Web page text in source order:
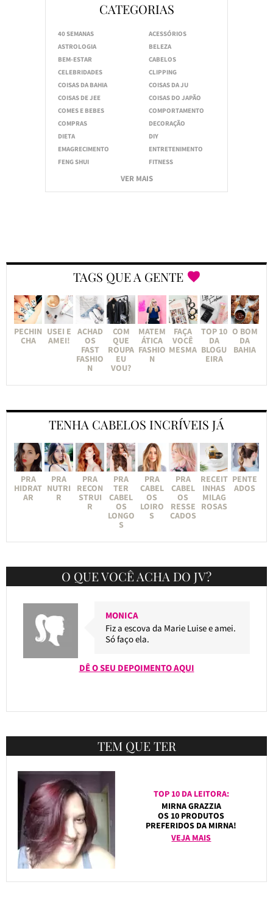
CATEGORIAS
40 SEMANAS
ACESSÓRIOS
ASTROLOGIA
BELEZA
BEM-ESTAR
CABELOS
CELEBRIDADES
CLIPPING
COISAS DA BAHIA
COISAS DA JU
COISAS DE JEE
COISAS DO JAPÃO
COMES E BEBES
COMPORTAMENTO
COMPRAS
DECORAÇÃO
DIETA
DIY
EMAGRECIMENTO
ENTRETENIMENTO
FENG SHUI
FITNESS
VER MAIS
TAGS QUE A GENTE
PECHIN
CHA
USEI E
AMEI!
ACHAD
OS
FAST
FASHIO
N
COM
QUE
ROUPA
EU
VOU?
MATEM
ÁTICA
FASHIO
N
FAÇA
VOCÊ
MESMA
TOP 10
DA
BLOGU
EIRA
O BOM
DA
BAHIA
TENHA CABELOS INCRÍVEIS JÁ
PRA
HIDRAT
AR
PRA
NUTRI
R
PRA
RECON
STRUI
R
PRA
TER
CABEL
OS
LONGO
S
PRA
CABEL
OS
LOIRO
S
PRA
CABEL
OS
RESSE
CADOS
RECEIT
INHAS
MILAG
ROSAS
PENTE
ADOS
O QUE VOCÊ ACHA DO JV?
MONICA
Fiz a escova da Marie Luise e amei.
Só faço ela.
DÊ O SEU DEPOIMENTO AQUI
TEM QUE TER
TOP 10 DA LEITORA:
MIRNA GRAZZIA
OS 10 PRODUTOS
PREFERIDOS DA MIRNA!
VEJA MAIS